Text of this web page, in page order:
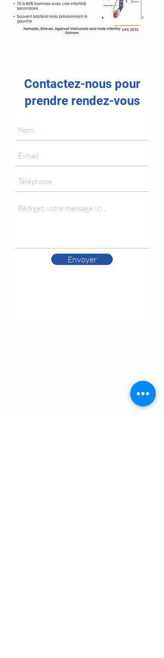
Contactez-nous pour
prendre rendez-vous
Envoyer